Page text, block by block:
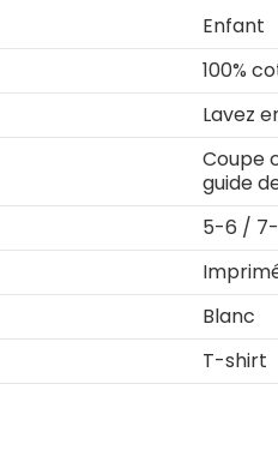
Enfant
100%
Lavez
Coupe
guide
5-6 / 7-
Blanc
T-shirt